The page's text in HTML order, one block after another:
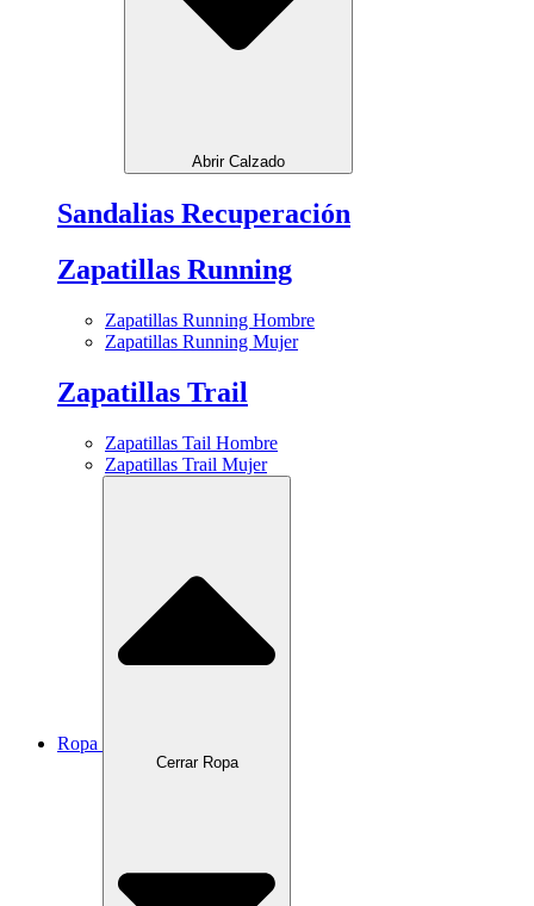
Abrir Calzado
Sandalias Recuperación
Zapatillas Running
Zapatillas Running Hombre
Zapatillas Running Mujer
Zapatillas Trail
Zapatillas Tail Hombre
Zapatillas Trail Mujer
Ropa
Cerrar Ropa